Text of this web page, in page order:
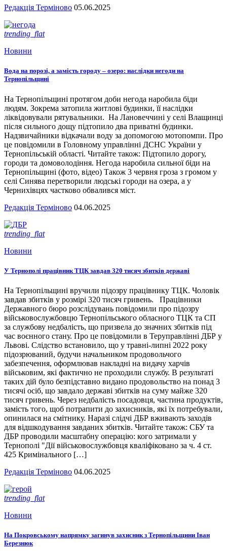
Редакція Терміново 05.06.2025
trending_flat
Новини
Вода на порозі, а замість городу – озеро: наслідки негоди на
Тернопільщині
На Тернопільщині протягом доби негода наробила біди
людям. Зокрема затопила житлові будинки, її наслідки
ліквідовували рятувальники. На Лановеччині у селі Влащинці
після сильного дощу підтопило два приватні будинки.
Надзвичайники відкачали воду за допомогою мотопомпи. Про
це повідомили в Головному управлінні ДСНС України у
Тернопільській області. Читайте також: Підтопило дорогу,
городи та домоволодіння. Негода наробила сильної біди на
Тернопільщині (фото, відео) Також 3 червня гроза з громом у
селі Синява перетворили людські городи на озера, а у
Чернихівцях частково обвалився міст.
Редакція Терміново 04.06.2025
trending_flat
Новини
У Тернополі працівник ТЦК завдав 320 тисяч збитків державі
На Тернопільщині вручили підозру працівнику ТЦК. Чоловік
завдав збитків у розмірі 320 тисяч гривень. Працівники
Державного бюро розслідувань повідомили про підозру
військовослужбовцю Тернопільського обласного ТЦК та СП
за службову недбалість, що призвела до значних збитків під
час воєнного стану. Про це повідомили в Теруправлінні ДБР у
Львові. Слідство встановило, що у травні-липні 2022 року
підозрюваний, будучи начальником продовольчого
забезпечення, оформлював накладні на видачу харчів
військовим, які фактично не проходили службу. В результаті
таких дій було безпідставно видано продовольство на понад 3
тисячі осіб, що завдало державі збитків на суму майже 320
тисяч гривень. Через недбалість посадовця, частина продуктів,
замість того, щоб потрапити до захисників, які їх потребували,
опинилася на смітнику. Наразі слідчі ДБР вживають заходів
для відшкодування завданих збитків. Читайте також: СБУ та
ДБР проводили масштабну операцію: кого затримали у
Тернополі "Дії військовослужбовця кваліфіковано за ч. 4 ст.
425 Кримінального […]
Редакція Терміново 04.06.2025
trending_flat
Новини
На Покровському напрямку загинув захисник з Тернопільщини Іван
Березнюк